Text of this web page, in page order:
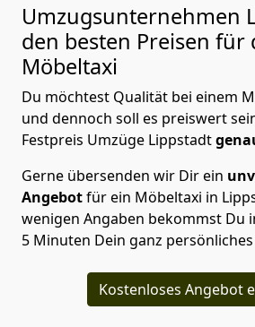
Umzugsunternehmen
den besten Preisen für
Möbeltaxi
Du möchtest Qualität bei einem
und dennoch soll es preiswert
Festpreis Umzüge Lippstadt
Gerne übersenden wir Dir ein
Angebotfür ein Möbeltaxi in
wenigen Angaben bekommst Du
5 Minuten Dein ganz
Kostenloses Angebot